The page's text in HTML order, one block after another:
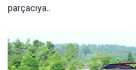
parçacıya..